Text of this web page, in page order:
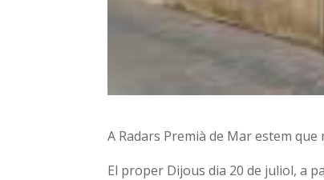
A Radars Premià de Mar estem que
El proper Dijous dia 20 de juliol, a